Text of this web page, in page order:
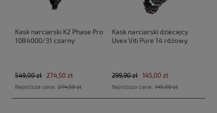
Kask narciarski K2 Phase Pro
10B4000/31 czarny
274,50 zł
549,00 zł
Najniższa cena:274,50 zł
Kask narciarski dziecięcy
Uvex Viti Pure 14 różowy
145,00 zł
299,90 zł
Najniższa cena:145,00 zł